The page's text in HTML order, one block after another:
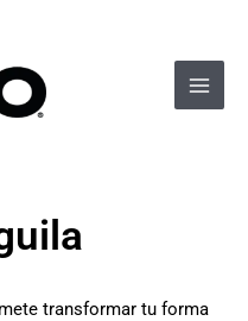
transformar tu forma